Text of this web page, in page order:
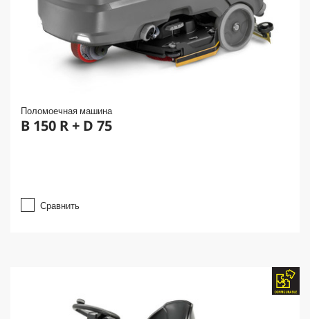
Поломоечная машина
B 150 R + D 75
Сравнить